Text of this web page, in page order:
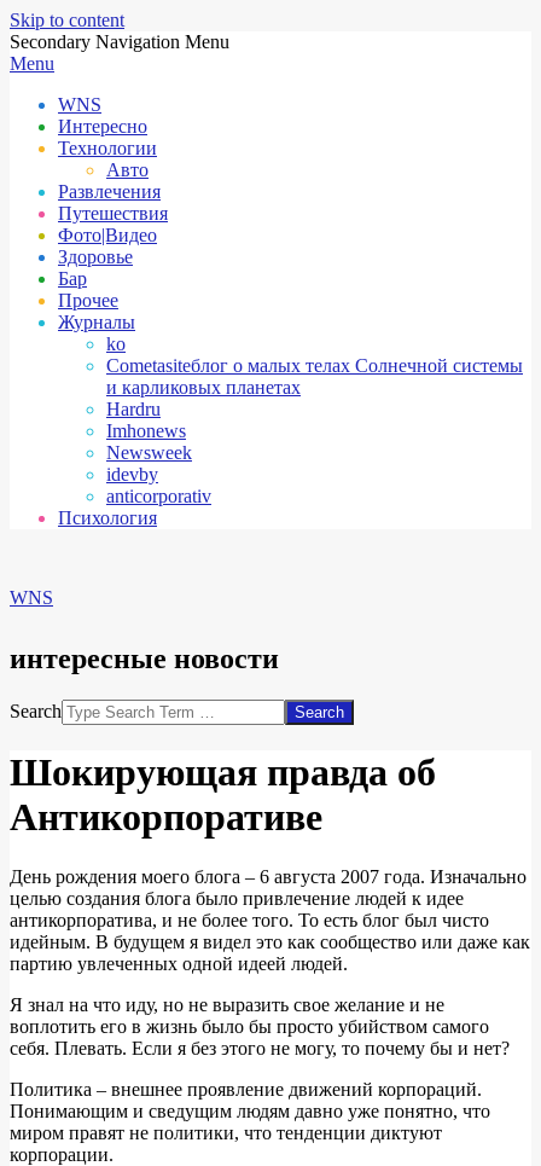
Skip to content
Secondary Navigation Menu
Menu
WNS
Интересно
Технологии
Авто
Развлечения
Путешествия
Фото|Видео
Здоровье
Бар
Прочее
Журналы
ko
Cometasiteблог о малых телах Солнечной системы
и карликовых планетах
Hardru
Imhonews
Newsweek
idevby
anticorporativ
Психология
WNS
интересные новости
Search
Шокирующая правда об
Антикорпоративе
День рождения моего блога – 6 августа 2007 года. Изначально
целью создания блога было привлечение людей к идее
антикорпоратива, и не более того. То есть блог был чисто
идейным. В будущем я видел это как сообщество или даже как
партию увлеченных одной идеей людей.
Я знал на что иду, но не выразить свое желание и не
воплотить его в жизнь было бы просто убийством самого
себя. Плевать. Если я без этого не могу, то почему бы и нет?
Политика – внешнее проявление движений корпораций.
Понимающим и сведущим людям давно уже понятно, что
миром правят не политики, что тенденции диктуют
корпорации.